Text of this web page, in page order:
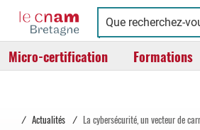
Cnam
Bretagne
Conservatoire
national
des
arts
Micro-certification Formations
/ Actualités / La cybersécurité, un vecteur de